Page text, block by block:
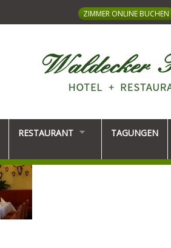
ZIMMER ONLINE BUCHEN
HOTEL + RESTAURANT
RESTAURANT TAGUNGEN